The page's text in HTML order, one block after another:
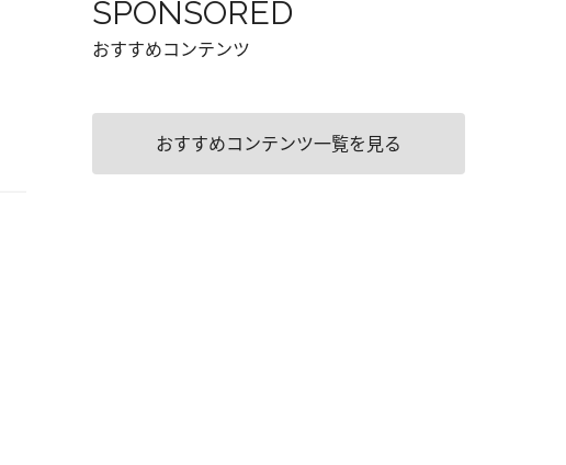
SPONSORED
おすすめコンテンツ
おすすめコンテンツ一覧を見る